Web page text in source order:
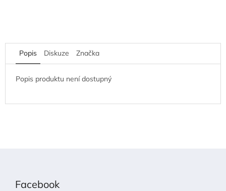
Popis Diskuze Značka
Popis produktu není dostupný
Facebook